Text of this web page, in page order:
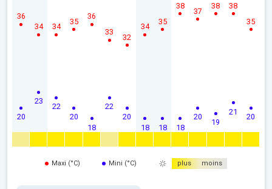
20
36
23
34
22
34
20
35
18
36
22
33
20
32
18
34
18
35
18
38
20
37
19
38
21
38
20
35
Maxi (°C) Mini (°C) plus moins